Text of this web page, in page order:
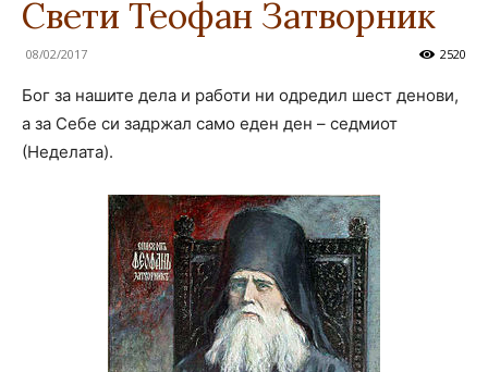
Свети Теофан Затворник
08/02/2017 2520
Бог за нашите дела и работи ни одредил шест денови,
а за Себе си задржал само еден ден – седмиот
(Неделата).